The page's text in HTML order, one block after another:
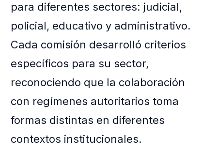
para diferentes sectores: judicial,
policial, educativo y administrativo.
Cada comisión desarrolló criterios
específicos para su sector,
reconociendo que la colaboración
con regímenes autoritarios toma
formas distintas en diferentes
contextos institucionales.